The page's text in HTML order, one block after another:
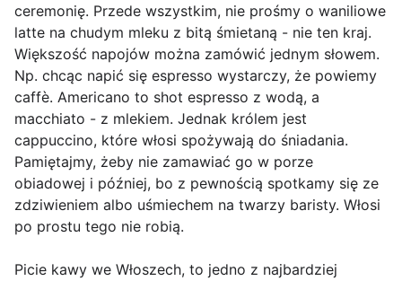
ceremonię. Przede wszystkim, nie prośmy o waniliowe
latte na chudym mleku z bitą śmietaną - nie ten kraj.
Większość napojów można zamówić jednym słowem.
Np. chcąc napić się espresso wystarczy, że powiemy
caffè. Americano to shot espresso z wodą, a
macchiato - z mlekiem. Jednak królem jest
cappuccino, które włosi spożywają do śniadania.
Pamiętajmy, żeby nie zamawiać go w porze
obiadowej i później, bo z pewnością spotkamy się ze
zdziwieniem albo uśmiechem na twarzy baristy. Włosi
po prostu tego nie robią.
Picie kawy we Włoszech, to jedno z najbardziej